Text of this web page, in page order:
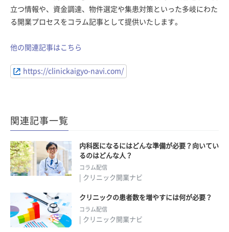
立つ情報や、資金調達、物件選定や集患対策といった多岐にわた
る開業プロセスをコラム記事として提供いたします。
他の関連記事はこちら
https://clinickaigyo-navi.com/
関連記事一覧
内科医になるにはどんな準備が必要？向いてい
るのはどんな人？
コラム配信
| クリニック開業ナビ
クリニックの患者数を増やすには何が必要？
コラム配信
| クリニック開業ナビ